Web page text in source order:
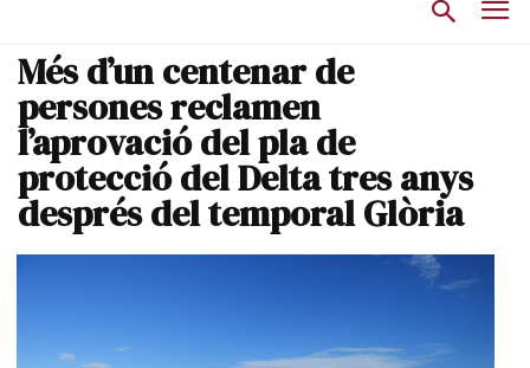
Més d’un centenar de
persones reclamen
l’aprovació del pla de
protecció del Delta tres anys
després del temporal Glòria